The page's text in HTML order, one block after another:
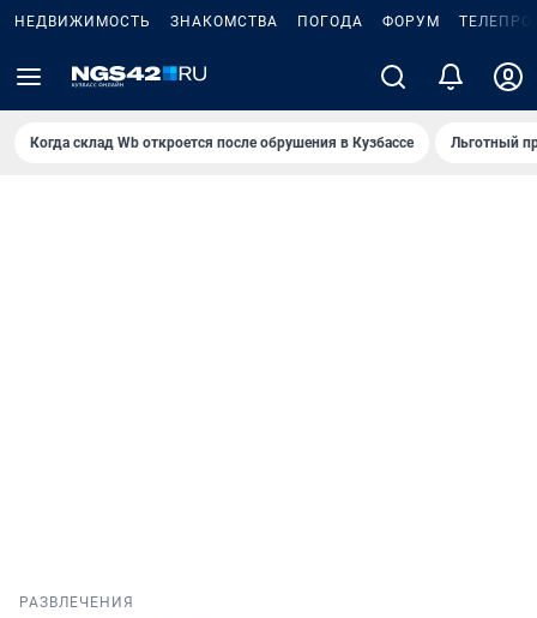
НЕДВИЖИМОСТЬ ЗНАКОМСТВА ПОГОДА ФОРУМ
Когда склад Wb откроется после обрушения в Кузбассе Льготный
РАЗВЛЕЧЕНИЯ